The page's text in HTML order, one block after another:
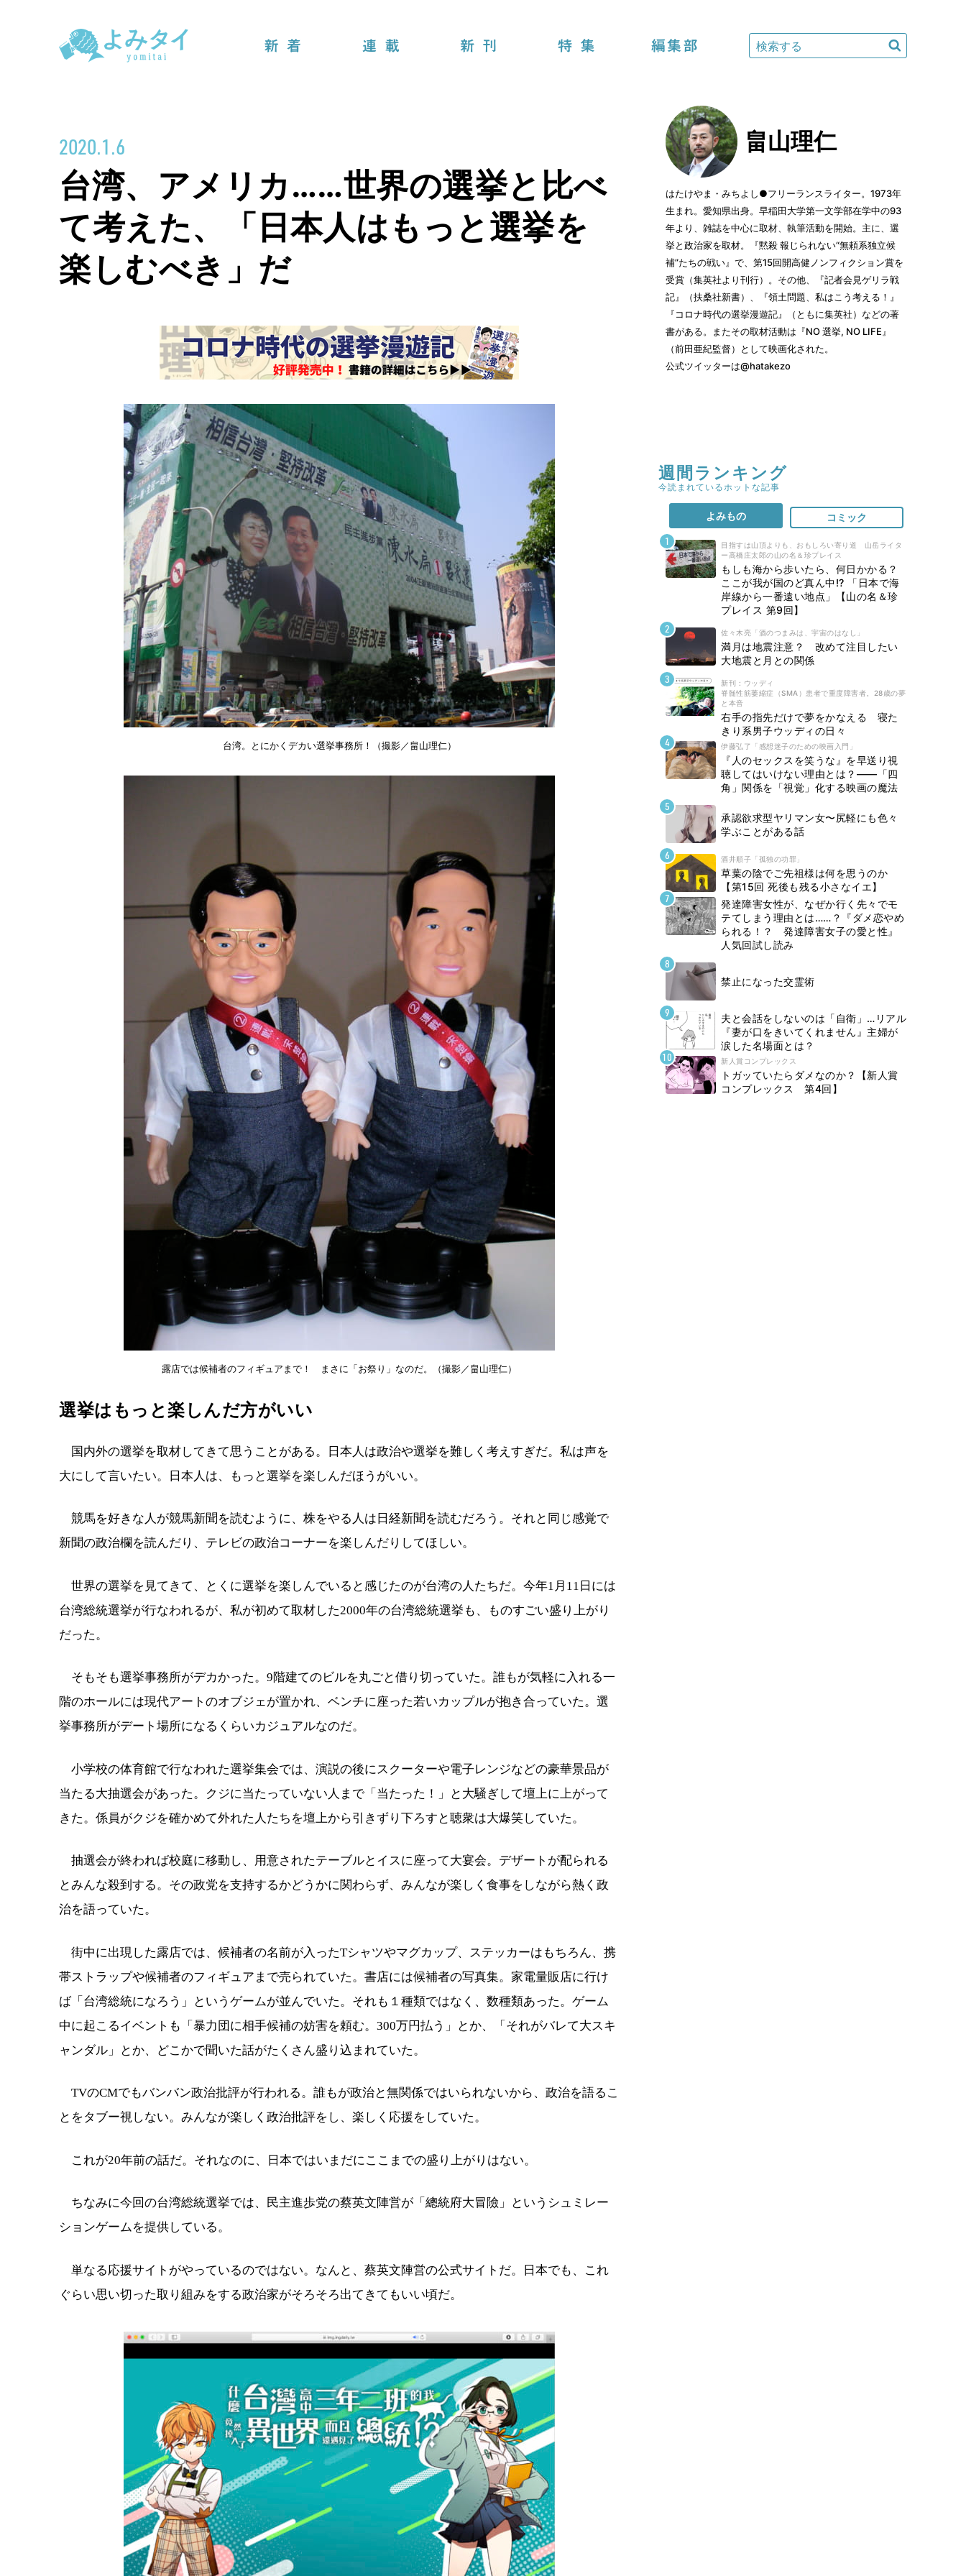
2020.1.6
台湾、アメリカ……世界の選挙と比べ
て考えた、「日本人はもっと選挙を
楽しむべき」だ
台湾。とにかくデカい選挙事務所！（撮影／畠山理仁）
露店では候補者のフィギュアまで！ まさに「お祭り」なのだ。（撮影／畠山理仁）
選挙はもっと楽しんだ方がいい
国内外の選挙を取材してきて思うことがある。日本人は政治や選挙を難しく考えすぎだ。私は声を
大にして言いたい。日本人は、もっと選挙を楽しんだほうがいい。
競馬を好きな人が競馬新聞を読むように、株をやる人は日経新聞を読むだろう。それと同じ感覚で
新聞の政治欄を読んだり、テレビの政治コーナーを楽しんだりしてほしい。
世界の選挙を見てきて、とくに選挙を楽しんでいると感じたのが台湾の人たちだ。今年1月11日には
台湾総統選挙が行なわれるが、私が初めて取材した2000年の台湾総統選挙も、ものすごい盛り上がり
だった。
そもそも選挙事務所がデカかった。9階建てのビルを丸ごと借り切っていた。誰もが気軽に入れる一
階のホールには現代アートのオブジェが置かれ、ベンチに座った若いカップルが抱き合っていた。選
挙事務所がデート場所になるくらいカジュアルなのだ。
小学校の体育館で行なわれた選挙集会では、演説の後にスクーターや電子レンジなどの豪華景品が
当たる大抽選会があった。クジに当たっていない人まで「当たった！」と大騒ぎして壇上に上がって
きた。係員がクジを確かめて外れた人たちを壇上から引きずり下ろすと聴衆は大爆笑していた。
抽選会が終われば校庭に移動し、用意されたテーブルとイスに座って大宴会。デザートが配られる
とみんな殺到する。その政党を支持するかどうかに関わらず、みんなが楽しく食事をしながら熱く政
治を語っていた。
街中に出現した露店では、候補者の名前が入ったTシャツやマグカップ、ステッカーはもちろん、携
帯ストラップや候補者のフィギュアまで売られていた。書店には候補者の写真集。家電量販店に行け
ば「台湾総統になろう」というゲームが並んでいた。それも１種類ではなく、数種類あった。ゲーム
中に起こるイベントも「暴力団に相手候補の妨害を頼む。300万円払う」とか、「それがバレて大スキ
ャンダル」とか、どこかで聞いた話がたくさん盛り込まれていた。
TVのCMでもバンバン政治批評が行われる。誰もが政治と無関係ではいられないから、政治を語るこ
とをタブー視しない。みんなが楽しく政治批評をし、楽しく応援をしていた。
これが20年前の話だ。それなのに、日本ではいまだにここまでの盛り上がりはない。
ちなみに今回の台湾総統選挙では、民主進歩党の蔡英文陣営が「總統府大冒險」というシュミレー
ションゲームを提供している。
単なる応援サイトがやっているのではない。なんと、蔡英文陣営の公式サイトだ。日本でも、これ
ぐらい思い切った取り組みをする政治家がそろそろ出てきてもいい頃だ。
畠山理仁
はたけやま・みちよし●フリーランスライター。1973年
生まれ。愛知県出身。早稲田大学第一文学部在学中の93
年より、雑誌を中心に取材、執筆活動を開始。主に、選
挙と政治家を取材。『黙殺 報じられない“無頼系独立候
補”たちの戦い』で、第15回開高健ノンフィクション賞を
受賞（集英社より刊行）。その他、『記者会見ゲリラ戦
記』（扶桑社新書）、『領土問題、私はこう考える！』
『コロナ時代の選挙漫遊記』（ともに集英社）などの著
書がある。またその取材活動は『NO 選挙, NO LIFE』
（前田亜紀監督）として映画化された。
公式ツイッターは@hatakezo
週間ランキング
今読まれているホットな記事
よみもの コミック
目指すは山頂よりも、おもしろい寄り道 山岳ライタ
ー高橋庄太郎の山の名＆珍プレイス
もしも海から歩いたら、何日かかる？
ここが我が国のど真ん中!? 「日本で海
岸線から一番遠い地点」【山の名＆珍
プレイス 第9回】
佐々木亮「酒のつまみは、宇宙のはなし」
満月は地震注意？ 改めて注目したい
大地震と月との関係
新刊 : ウッディ
脊髄性筋萎縮症（SMA）患者で重度障害者。28歳の夢
と本音
右手の指先だけで夢をかなえる 寝た
きり系男子ウッディの日々
伊藤弘了「感想迷子のための映画入門」
『人のセックスを笑うな』を早送り視
聴してはいけない理由とは？――「四
角」関係を「視覚」化する映画の魔法
承認欲求型ヤリマン女〜尻軽にも色々
学ぶことがある話
酒井順子「孤独の功罪」
草葉の陰でご先祖様は何を思うのか
【第15回 死後も残る小さなイエ】
発達障害女性が、なぜか行く先々でモ
テてしまう理由とは……？『ダメ恋やめ
られる！？ 発達障害女子の愛と性』
人気回試し読み
禁止になった交霊術
夫と会話をしないのは「自衛」…リアル
『妻が口をきいてくれません』主婦が
涙した名場面とは？
新人賞コンプレックス
トガッていたらダメなのか？【新人賞
コンプレックス 第4回】